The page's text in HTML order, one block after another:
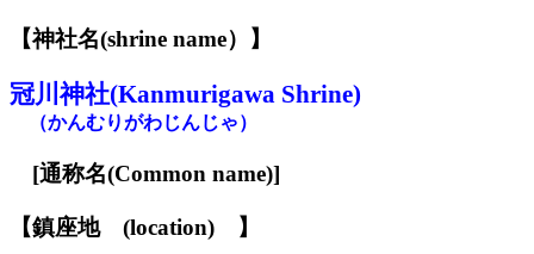
【神社名(shrine name） 】
冠川神社(Kanmurigawa Shrine)
（かんむりがわじんじゃ）
[通称名(Common name)]
【鎮座地 (location) 】